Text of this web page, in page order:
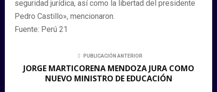
seguridad jurídica, así como la libertad del presidente
Pedro Castillo», mencionaron.
Fuente: Perú 21
PUBLICACIÓN ANTERIOR
JORGE MARTICORENA MENDOZA JURA COMO
NUEVO MINISTRO DE EDUCACIÓN